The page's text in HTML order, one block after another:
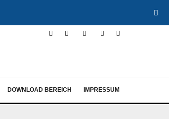
DOWNLOAD BEREICH IMPRESSUM